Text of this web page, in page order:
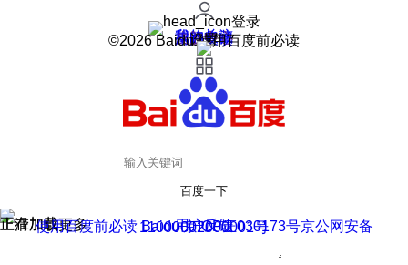
登录
我的关注
我的收藏
皮肤中心
用户反馈
设置
©2026 Baidu 使用百度前必读
百度一下
正在加载
上滑加载更多 用户反馈
使用百度前必读 Baidu 京ICP证030173号
京公网安备11000002000001号